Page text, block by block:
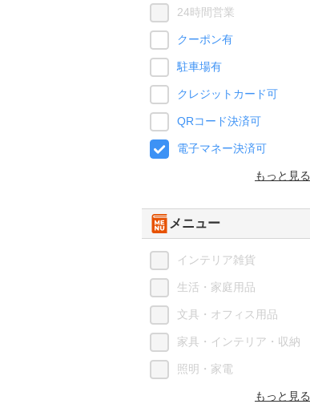
24時間営業
クーポン有
駐車場有
クレジットカード可
QRコード決済可
電子マネー決済可
もっと見る
メニュー
インテリア雑貨
生活・家庭用品
文具・オフィス用品
家具・インテリア・収納
照明・家電
もっと見る